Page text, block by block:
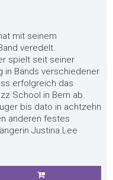
mit seinem
veredelt.
spielt seit seiner
in Bands verschiedener
erfolgreich das
School in Bern ab.
bis dato in achtzehn
anderen festes
Justina Lee